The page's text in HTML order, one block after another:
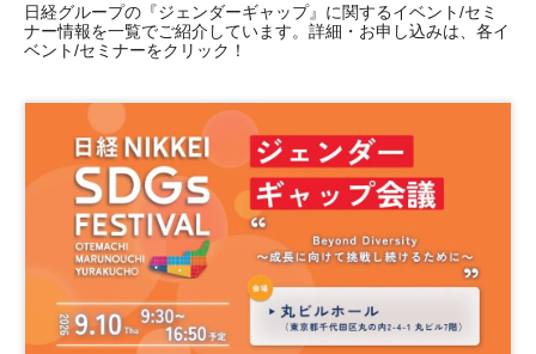
日経グループの『ジェンダーギャップ』に関するイベント/セミ
ナー情報を一覧でご紹介しています。詳細・お申し込みは、各イ
ベント/セミナーをクリック！